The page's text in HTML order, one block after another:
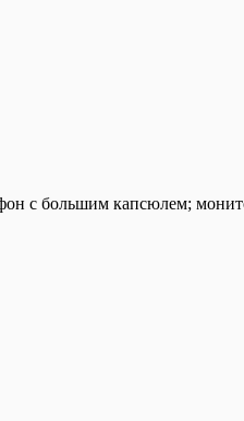
с большим капсюлем;